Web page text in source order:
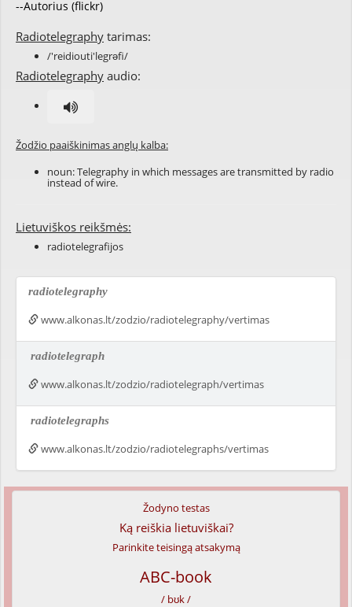
--Autorius (flickr)
Radiotelegraphy tarimas:
/'reidiouti'legrəfi/
Radiotelegraphy audio:
Žodžio paaiškinimas anglų kalba:
noun: Telegraphy in which messages are transmitted by radio
instead of wire.
Lietuviškos reikšmės:
radiotelegrafijos
radiotelegraphy
www.alkonas.lt/zodzio/radiotelegraphy/vertimas
radiotelegraph
www.alkonas.lt/zodzio/radiotelegraph/vertimas
radiotelegraphs
www.alkonas.lt/zodzio/radiotelegraphs/vertimas
Žodyno testas
Ką reiškia lietuviškai?
Parinkite teisingą atsakymą
ABC-book
/ bʊk /